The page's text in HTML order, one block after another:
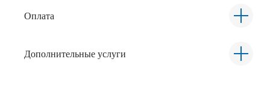
Оплата
Дополнительные услуги